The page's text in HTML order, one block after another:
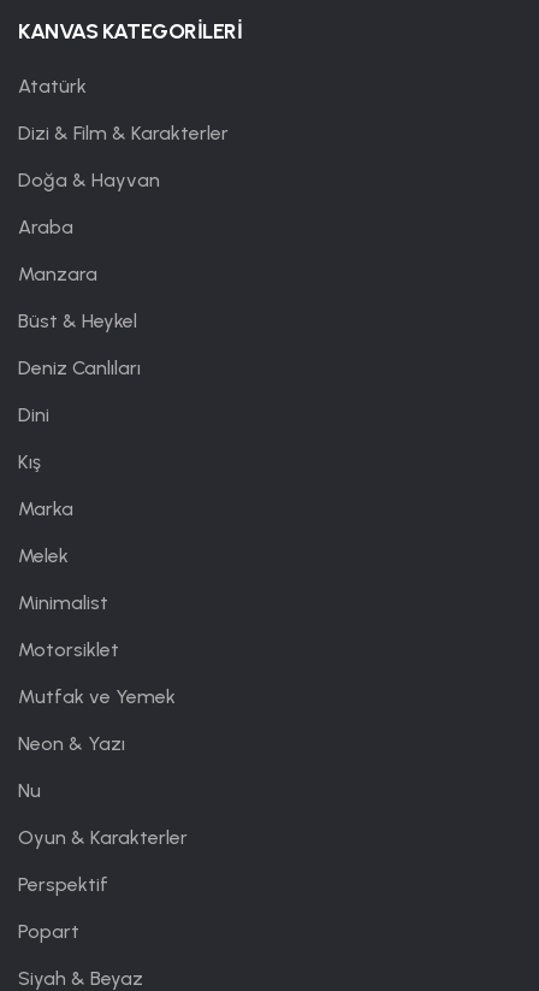
KANVAS KATEGORİLERİ
Atatürk
Dizi & Film & Karakterler
Doğa & Hayvan
Araba
Manzara
Büst & Heykel
Deniz Canlıları
Dini
Kış
Marka
Melek
Minimalist
Motorsiklet
Mutfak ve Yemek
Neon & Yazı
Nu
Oyun & Karakterler
Perspektif
Popart
Siyah & Beyaz